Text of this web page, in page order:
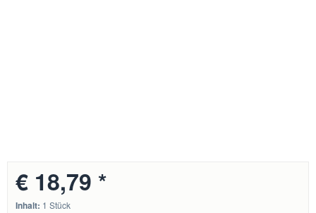
€ 18,79 *
Inhalt: 1 Stück